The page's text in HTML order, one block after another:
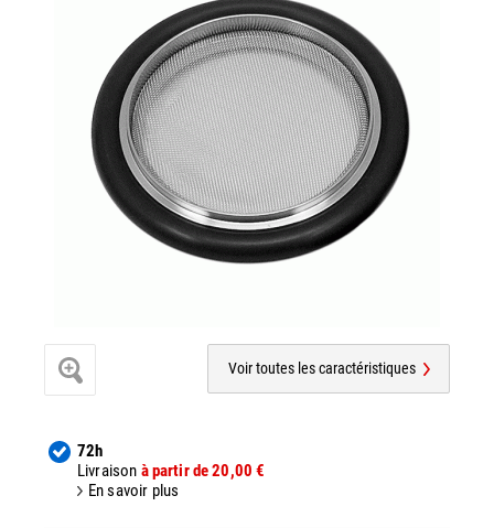
Voir toutes les caractéristiques
72h
Livraison à partir de 20,00 €
En savoir plus